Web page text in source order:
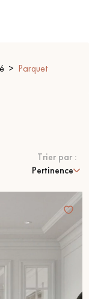
EN CHÊNE
?
guider pas à
Parquet
Trier par :
Pertinence